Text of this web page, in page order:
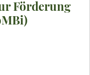
Förderung